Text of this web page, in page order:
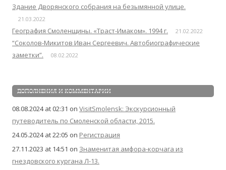
Здание Дворянского собрания на безымянной улице.
21.03.2022
География Смоленщины. «Траст-Имаком». 1994 г. 21.02.2022
“Соколов-Микитов Иван Сергеевич. Автобиографические
заметки”.
08.02.2022
ДОПОЛНЕНИЯ И КОММЕНТАРИИ
08.08.2024 at 02:31 on VisitSmolensk: Экскурсионный
путеводитель по Смоленской области, 2015.
24.05.2024 at 22:05 on Регистрация
27.11.2023 at 14:51 on Знаменитая амфора-корчага из
гнездовского кургана Л-13.